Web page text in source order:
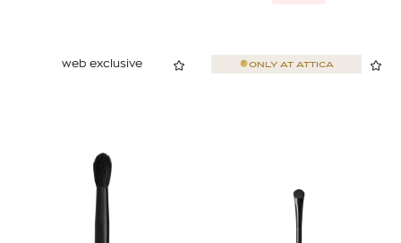
web exclusive ONLY AT ATTICA